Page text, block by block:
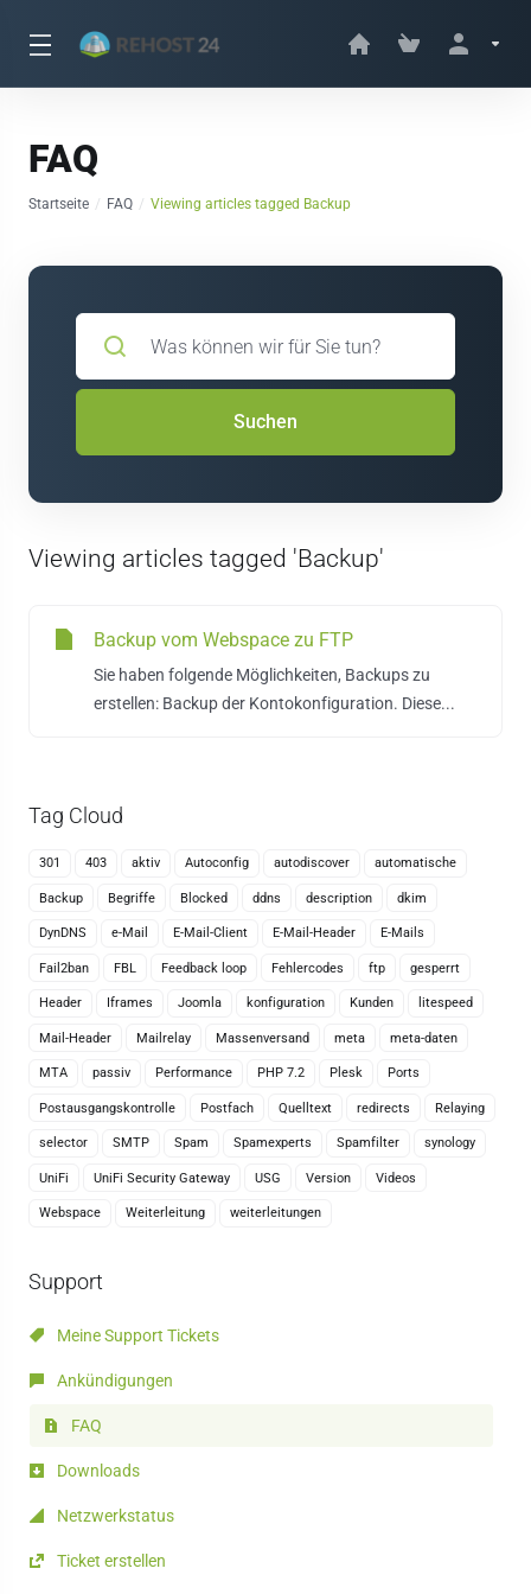
FAQ
Startseite FAQ Viewing articles tagged Backup
Tag Cloud
301 403 aktiv Autoconfig autodiscover automatische
Backup Begriffe Blocked ddns description dkim
DynDNS e-Mail E-Mail-Client E-Mail-Header E-Mails
Fail2ban FBL Feedback loop Fehlercodes ftp gesperrt
Header Iframes Joomla konfiguration Kunden litespeed
Mail-Header Mailrelay Massenversand meta meta-daten
MTA passiv Performance PHP 7.2 Plesk Ports
Postausgangskontrolle Postfach Quelltext redirects Relaying
selector SMTP Spam Spamexperts Spamfilter synology
UniFi UniFi Security Gateway USG Version Videos
Webspace Weiterleitung weiterleitungen
Support
Meine Support Tickets
Ankündigungen
FAQ
Downloads
Netzwerkstatus
Ticket erstellen
Suchen
Viewing articles tagged 'Backup'
Backup vom Webspace zu FTP
Sie haben folgende Möglichkeiten, Backups zu
erstellen: Backup der Kontokonfiguration. Diese...